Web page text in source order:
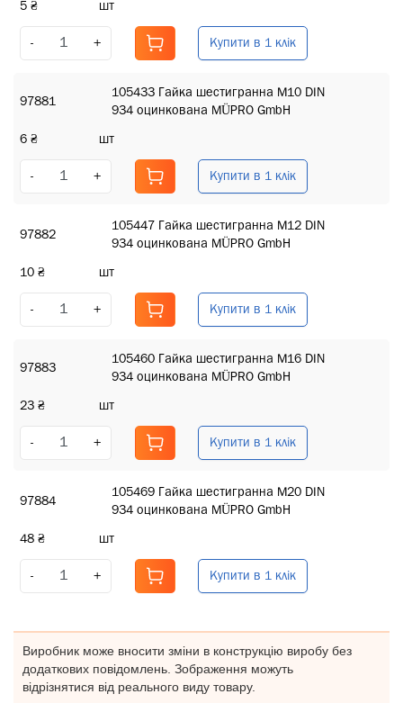
5 ₴ шт
- + Купити в 1 клік
97881
105433 Гайка шестигранна M10 DIN
934 оцинкована MÜPRO GmbH
6 ₴ шт
- + Купити в 1 клік
97882
105447 Гайка шестигранна M12 DIN
934 оцинкована MÜPRO GmbH
10 ₴ шт
- + Купити в 1 клік
97883
105460 Гайка шестигранна M16 DIN
934 оцинкована MÜPRO GmbH
23 ₴ шт
- + Купити в 1 клік
97884
105469 Гайка шестигранна M20 DIN
934 оцинкована MÜPRO GmbH
48 ₴ шт
- + Купити в 1 клік
Виробник може вносити зміни в конструкцію виробу без
додаткових повідомлень. Зображення можуть
відрізнятися від реального виду товару.